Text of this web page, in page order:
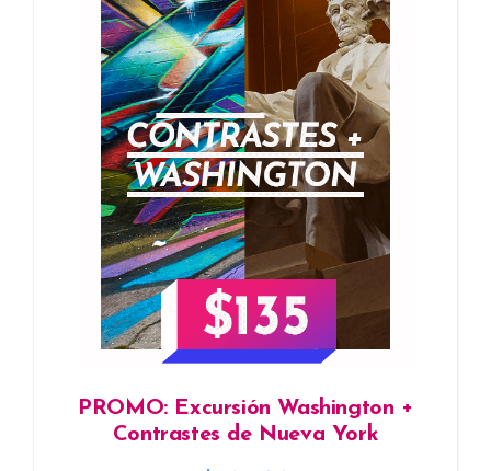
PROMO: Excursión Washington +
Contrastes de Nueva York